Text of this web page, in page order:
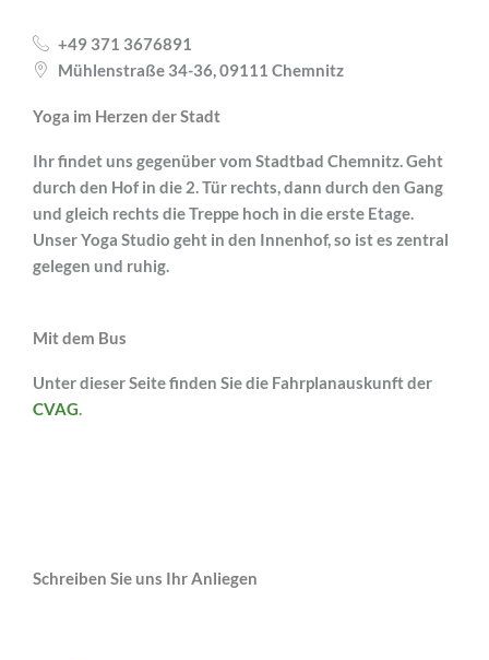
+49 371 3676891
Mühlenstraße 34-36, 09111 Chemnitz
Yoga im Herzen der Stadt
Ihr findet uns gegenüber vom Stadtbad Chemnitz. Geht
durch den Hof in die 2. Tür rechts, dann durch den Gang
und gleich rechts die Treppe hoch in die erste Etage.
Unser Yoga Studio geht in den Innenhof, so ist es zentral
gelegen und ruhig.
Mit dem Bus
Unter dieser Seite finden Sie die Fahrplanauskunft der
CVAG.
09111 Chemnitz
−
Schreiben Sie uns Ihr Anliegen